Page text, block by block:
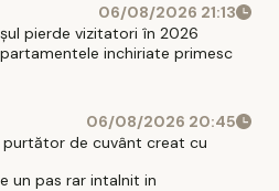
06/08/2026 21:13
pierde vizitatori în 2026
inchiriate primesc
06/08/2026 20:45
de cuvânt creat cu
un pas rar intalnit in